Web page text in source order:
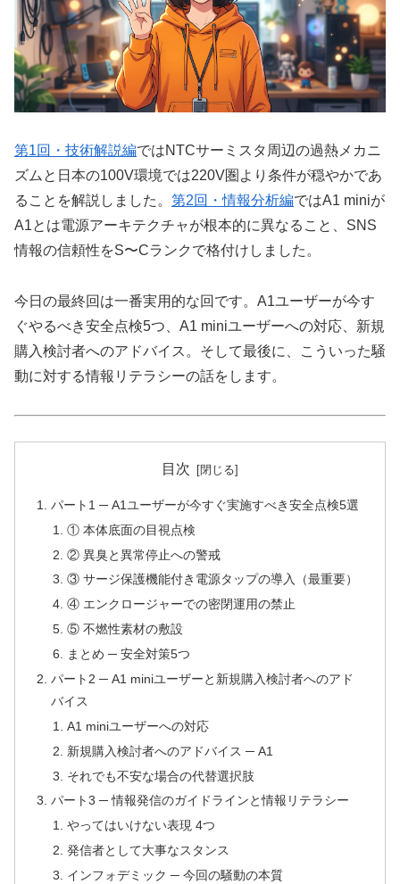
第1回・技術解説編ではNTCサーミスタ周辺の過熱メカニ
ズムと日本の100V環境では220V圏より条件が穏やかであ
ることを解説しました。 第2回・情報分析編ではA1 miniが
A1とは電源アーキテクチャが根本的に異なること、SNS
情報の信頼性をS〜Cランクで格付けしました。
今日の最終回は一番実用的な回です。A1ユーザーが今す
ぐやるべき安全点検5つ、A1 miniユーザーへの対応、新規
購入検討者へのアドバイス。そして最後に、こういった騒
動に対する情報リテラシーの話をします。
目次
パート1 ─ A1ユーザーが今すぐ実施すべき安全点検5選
① 本体底面の目視点検
② 異臭と異常停止への警戒
③ サージ保護機能付き電源タップの導入（最重要）
④ エンクロージャーでの密閉運用の禁止
⑤ 不燃性素材の敷設
まとめ ─ 安全対策5つ
パート2 ─ A1 miniユーザーと新規購入検討者へのアド
バイス
A1 miniユーザーへの対応
新規購入検討者へのアドバイス ─ A1
それでも不安な場合の代替選択肢
パート3 ─ 情報発信のガイドラインと情報リテラシー
やってはいけない表現 4つ
発信者として大事なスタンス
インフォデミック ─ 今回の騒動の本質